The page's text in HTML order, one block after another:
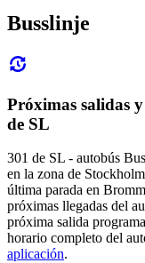
Busslinje
Próximas salidas
de SL
301 de SL - autobús
en la zona de
última parada en
próximas llegadas del
próxima salida
horario completo del
aplicación.